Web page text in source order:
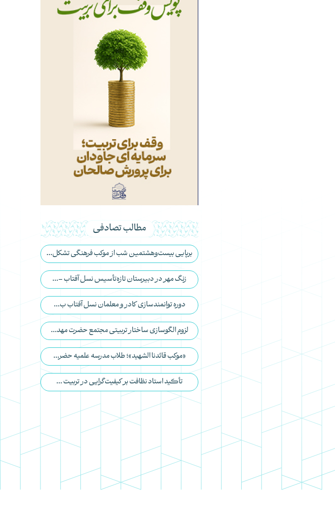
مطالب تصادفی
برپایی بیست‌وهشتمین شب از موکب فرهنگی تشکل...
زنگ مهر در دبیرستان تازه‌تأسیس نسل آفتاب –...
دوره توانمندسازی کادر و معلمان نسل آفتاب ب...
لزوم الگوسازی ساختار تربیتی مجتمع حضرت مهد...
«موکب قائدنا الشهید»؛ طلاب مدرسه علمیه حضر...
تأکید استاد نظافت بر کیفیت‌گرایی در تربیت ...